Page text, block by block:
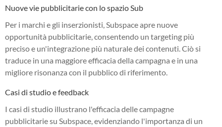
Nuove vie pubblicitarie con lo spazio Sub
Per i marchi e gli inserzionisti, Subspace apre nuove
opportunità pubblicitarie, consentendo un targeting più
preciso e un'integrazione più naturale dei contenuti. Ciò si
traduce in una maggiore efficacia della campagna e in una
migliore risonanza con il pubblico di riferimento.
Casi di studio e feedback
I casi di studio illustrano l'efficacia delle campagne
pubblicitarie su Subspace, evidenziando l'importanza di un